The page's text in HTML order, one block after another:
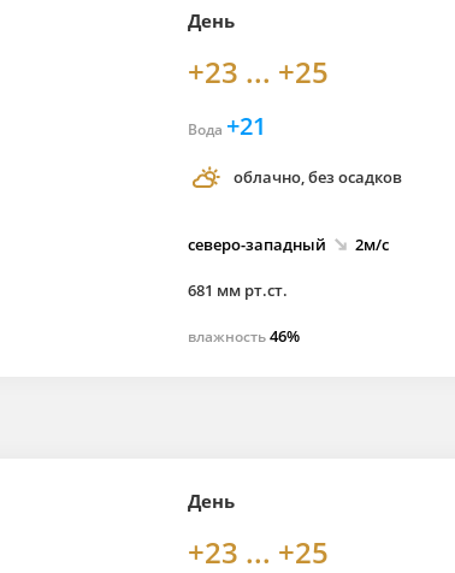
День
+23 ... +25
Вода +21
облачно, без осадков
северо-западный 2м/с
681 мм рт.ст.
влажность46%
День
+23 ... +25